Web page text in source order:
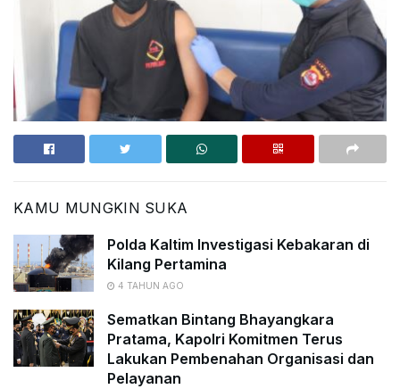
KAMU MUNGKIN SUKA
Polda Kaltim Investigasi Kebakaran di
Kilang Pertamina
4 TAHUN AGO
Sematkan Bintang Bhayangkara
Pratama, Kapolri Komitmen Terus
Lakukan Pembenahan Organisasi dan
Pelayanan